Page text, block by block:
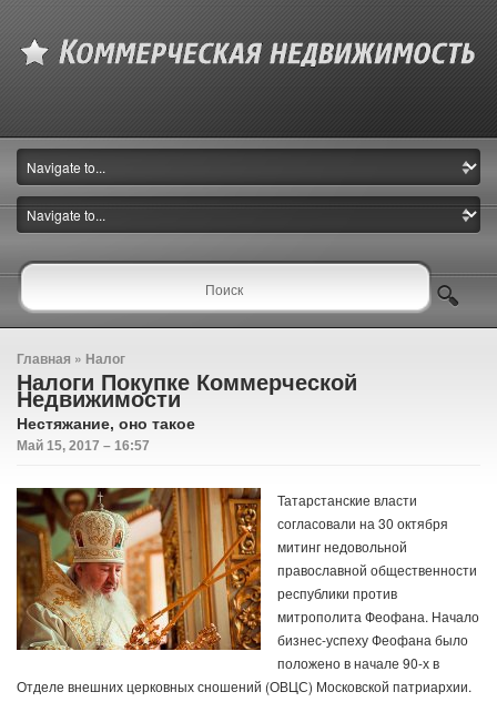
Главная » Налог
Налоги Покупке Коммерческой
Недвижимости
Нестяжание, оно такое
Май 15, 2017 – 16:57
Татарстанские власти
согласовали на 30 октября
митинг недовольной
православной общественности
республики против
митрополита Феофана. Начало
бизнес-успеху Феофана было
положено в начале 90-х в
Отделе внешних церковных сношений (ОВЦС) Московской патриархии.